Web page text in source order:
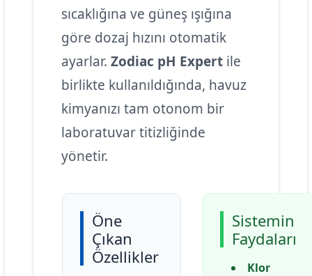
sıcaklığına ve güneş ışığına
göre dozaj hızını otomatik
ayarlar. Zodiac pH Expert ile
birlikte kullanıldığında, havuz
kimyanızı tam otonom bir
laboratuvar titizliğinde
yönetir.
Öne
Çıkan
Özellikler
Sistemin
Faydaları
Klor